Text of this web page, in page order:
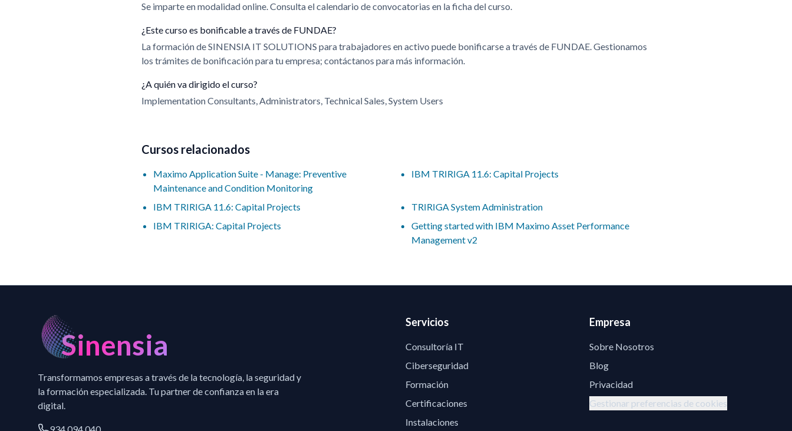
Se imparte en modalidad online. Consulta el calendario de convocatorias en la ficha del curso.
¿Este curso es bonificable a través de FUNDAE?
La formación de SINENSIA IT SOLUTIONS para trabajadores en activo puede bonificarse a través de FUNDAE. Gestionamos
los trámites de bonificación para tu empresa; contáctanos para más información.
¿A quién va dirigido el curso?
Implementation Consultants, Administrators, Technical Sales, System Users
Cursos relacionados
Maximo Application Suite - Manage: Preventive
Maintenance and Condition Monitoring
IBM TRIRIGA 11.6: Capital Projects
IBM TRIRIGA 11.6: Capital Projects
TRIRIGA System Administration
IBM TRIRIGA: Capital Projects
Getting started with IBM Maximo Asset Performance
Management v2
Sinensia
Transformamos empresas a través de la tecnología, la seguridad y
la formación especializada. Tu partner de confianza en la era
digital.
Servicios
Consultoría IT
Ciberseguridad
Formación
Certificaciones
Instalaciones
Empresa
Sobre Nosotros
Blog
Privacidad
Gestionar preferencias de cookies